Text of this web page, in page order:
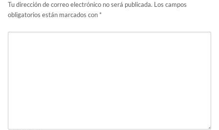
Tu dirección de correo electrónico no será publicada. Los campos
obligatorios están marcados con *